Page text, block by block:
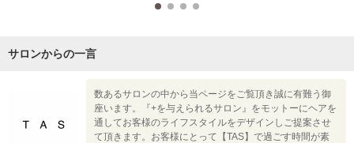
サロンからの一言
数あるサロンの中から当ページをご覧頂き誠に有難う御
座います。『+を与えられるサロン』をモットーにヘアを
通してお客様のライフスタイルをデザインしご提案させ
て頂きます。お客様にとって【TAS】で過ごす時間が素